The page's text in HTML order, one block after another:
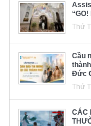
Thứ
Cầu
Đức
Thứ
CÁC